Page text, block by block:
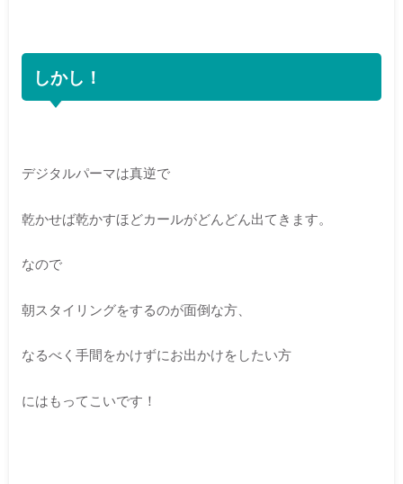
しかし！
デジタルパーマは真逆で
乾かせば乾かすほどカールがどんどん出てきます。
なので
朝スタイリングをするのが面倒な方、
なるべく手間をかけずにお出かけをしたい方
にはもってこいです！